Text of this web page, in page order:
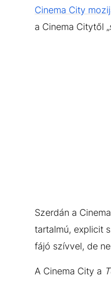
Cinema City
a Cinema Citytől
Szerdán a
tartalmú, explicit
fájó szívvel, de
A Cinema City a